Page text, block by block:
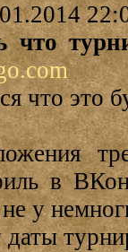
что
что это
в
у